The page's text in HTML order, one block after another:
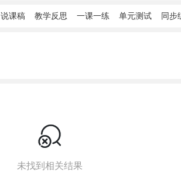
说课稿 教学反思 一课一练 单元测试 同步

未找到相关结果